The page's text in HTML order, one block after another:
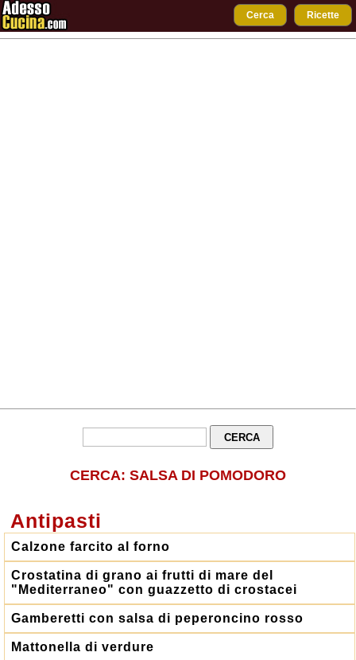
Cerca Ricette
CERCA: SALSA DI POMODORO
Antipasti
Calzone farcito al forno
Crostatina di grano ai frutti di mare del
"Mediterraneo" con guazzetto di crostacei
Gamberetti con salsa di peperoncino rosso
Mattonella di verdure